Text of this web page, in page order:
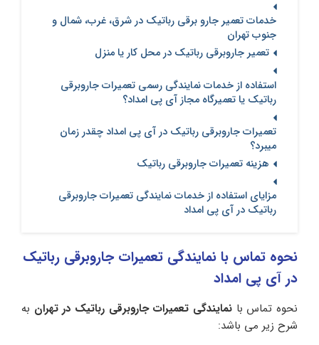
خدمات تعمیر جارو برقی رباتیک در شرق، غرب، شمال و
جنوب تهران
تعمیر جاروبرقی رباتیک در محل کار یا منزل
استفاده از خدمات نمایندگی رسمی تعمیرات جاروبرقی
رباتیک یا تعمیرگاه مجاز آی پی امداد؟
تعمیرات جاروبرقی رباتیک در آی‌ پی امداد چقدر زمان
میبرد؟
هزینه تعمیرات جاروبرقی رباتیک
مزایای استفاده از خدمات نمایندگی تعمیرات جاروبرقی
رباتیک در آی پی امداد
نحوه تماس با نمایندگی تعمیرات جاروبرقی رباتیک
در آی پی امداد
نحوه تماس با نمایندگی تعمیرات جاروبرقی رباتیک در تهران به
شرح زیر می باشد: